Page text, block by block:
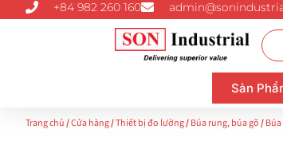
+84 982 260 160
Sản
Trang chủ/Cửa hàng/Thiết bị đo lường/Búa rung, búa gõ/